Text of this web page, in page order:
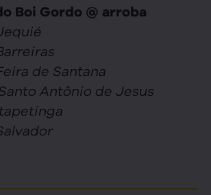
Boi Gordo @ arroba
de Santana
Antônio de Jesus